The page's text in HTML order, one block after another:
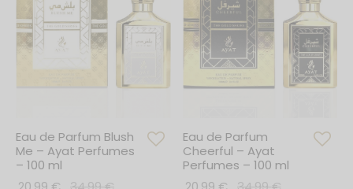
Eau de Parfum Blush
Me – Ayat Perfumes
– 100 ml
Eau de Parfum
Cheerful – Ayat
Perfumes – 100 ml
Series
Series
Edition